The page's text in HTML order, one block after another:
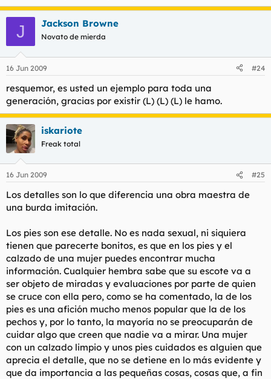
J Jackson Browne
Novato de mierda
16 Jun 2009 #24
resquemor, es usted un ejemplo para toda una
generación, gracias por existir (L) (L) (L) le hamo.
iskariote
Freak total
16 Jun 2009 #25
Los detalles son lo que diferencia una obra maestra de
una burda imitación.
Los pies son ese detalle. No es nada sexual, ni siquiera
tienen que parecerte bonitos, es que en los pies y el
calzado de una mujer puedes encontrar mucha
información. Cualquier hembra sabe que su escote va a
ser objeto de miradas y evaluaciones por parte de quien
se cruce con ella pero, como se ha comentado, la de los
pies es una afición mucho menos popular que la de los
pechos y, por lo tanto, la mayoría no se preocuparán de
cuidar algo que creen que nadie va a mirar. Una mujer
con un calzado limpio y unos pies cuidados es alguien que
aprecia el detalle, que no se detiene en lo más evidente y
que da importancia a las pequeñas cosas, cosas que, a fin